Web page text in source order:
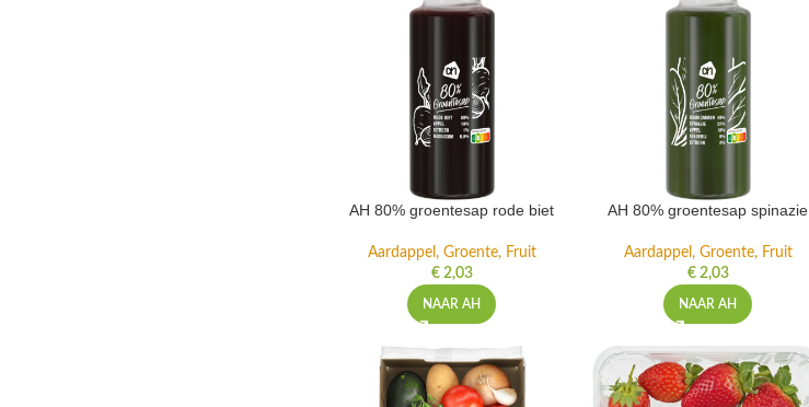
AH 80% groentesap rode biet
Aardappel, Groente, Fruit
€2,03
NAAR AH
AH 80% groentesap spinazie
Aardappel, Groente, Fruit
€2,03
NAAR AH